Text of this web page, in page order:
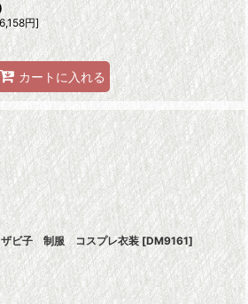
円]
カートに入れる
ビ子 制服 コスプレ衣装 [DM9161]